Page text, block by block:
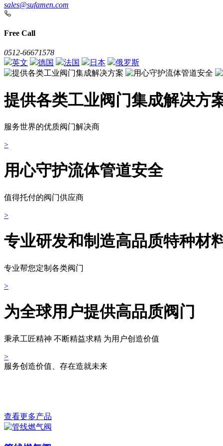
sales@sufamen.com
Free Call
0512-66671578
英文
德国 法国 日本 俄罗斯
提供各类工业阀门集成解决方
服务世界的优质阀门解决商
>
用心守护流体管道安全
值得托付的阀门供应商
>
专业研发和制造高品质特种材
专业帮您定制各类阀门
>
为全球用户提供高品质阀门
秉承工匠精神 不断精益求精 为用户创造价值
>
服务创造价值、存在造就未来
查看更多产品